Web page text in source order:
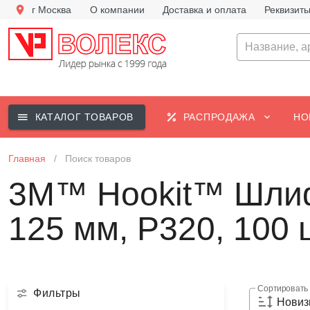
г Москва О компании Доставка и оплата Реквизиты
КАТАЛОГ ТОВАРОВ РАСПРОДАЖА
Главная / Поиск товаров
3M™ Hookit™
125 мм, P320,
Фильтры Сортировать